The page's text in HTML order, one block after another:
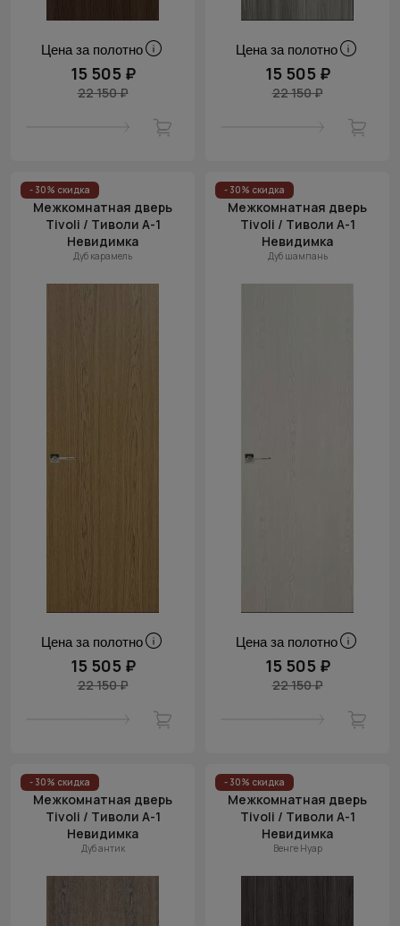
Цена за полотно
15 505 ₽
22 150 ₽
Цена за полотно
15 505 ₽
22 150 ₽
- 30% скидка
Межкомнатная дверь
Tivoli / Тиволи А-1
Невидимка
Дуб карамель
Цена за полотно
15 505 ₽
22 150 ₽
- 30% скидка
Межкомнатная дверь
Tivoli / Тиволи А-1
Невидимка
Дуб шампань
Цена за полотно
15 505 ₽
22 150 ₽
- 30% скидка
Межкомнатная дверь
Tivoli / Тиволи А-1
Невидимка
Дуб антик
- 30% скидка
Межкомнатная дверь
Tivoli / Тиволи А-1
Невидимка
Венге Нуар